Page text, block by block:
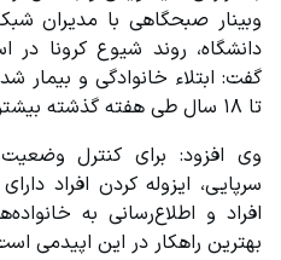
تا ۱۸ سال طی هفته گذشته بیشتر شده است.
بهترین راهکار در این اپیدمی